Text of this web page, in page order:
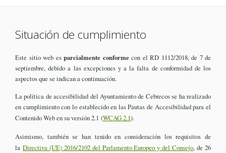
Situación de cumplimiento
Este sitio web es parcialmente conformecon el RD 1112/2018, de 7 de
septiembre, debido a las excepciones y a la falta de conformidad de los
aspectos que se indican a continuación.
La política de accesibilidad del Ayuntamiento de Cebrecos se ha realizado
en cumplimiento con lo establecido en las Pautas de Accesibilidad para el
Contenido Web en su versión 2.1 (WCAG 2.1).
Asimismo, también se han tenido en consideración los requisitos de
la Directiva (UE) 2016/2102 del Parlamento Europeo y del Consejo, de 26